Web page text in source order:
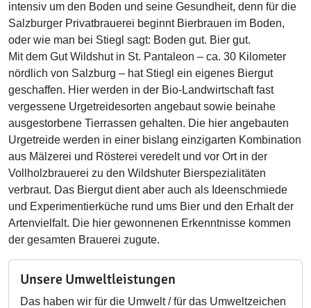
intensiv um den Boden und seine Gesundheit, denn für die
Salzburger Privatbrauerei beginnt Bierbrauen im Boden,
oder wie man bei Stiegl sagt: Boden gut. Bier gut.
Mit dem Gut Wildshut in St. Pantaleon – ca. 30 Kilometer
nördlich von Salzburg – hat Stiegl ein eigenes Biergut
geschaffen. Hier werden in der Bio-Landwirtschaft fast
vergessene Urgetreidesorten angebaut sowie beinahe
ausgestorbene Tierrassen gehalten. Die hier angebauten
Urgetreide werden in einer bislang einzigarten Kombination
aus Mälzerei und Rösterei veredelt und vor Ort in der
Vollholzbrauerei zu den Wildshuter Bierspezialitäten
verbraut. Das Biergut dient aber auch als Ideenschmiede
und Experimentierküche rund ums Bier und den Erhalt der
Artenvielfalt. Die hier gewonnenen Erkenntnisse kommen
der gesamten Brauerei zugute.
Unsere Umweltleistungen
Das haben wir für die Umwelt / für das Umweltzeichen